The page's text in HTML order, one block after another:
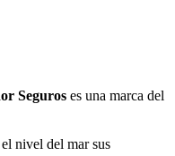
Seguros es una marca del
nivel del mar sus